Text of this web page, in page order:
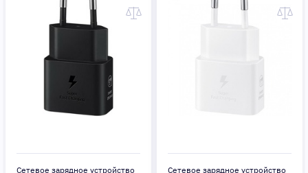
Сетевое зарядное устройство
Сетевое зарядное устройство